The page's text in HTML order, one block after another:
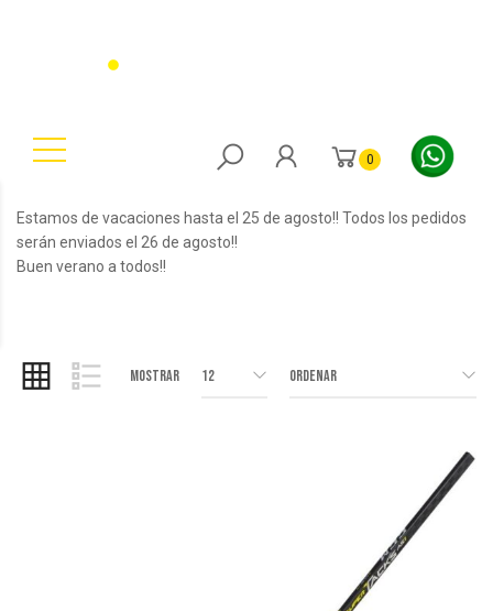
0
Estamos de vacaciones hasta el 25 de agosto!! Todos los pedidos
serán enviados el 26 de agosto!!
Buen verano a todos!!
Mostrar 12 Ordenar